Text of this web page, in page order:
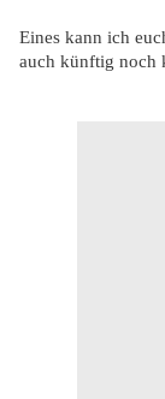
Eines kann ich
auch künftig noch